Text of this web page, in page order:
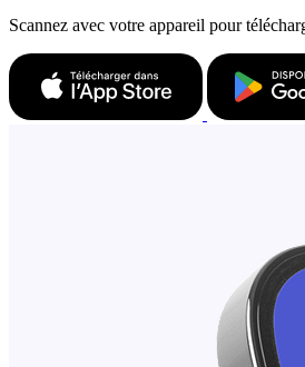
Scannez avec votre appareil pour